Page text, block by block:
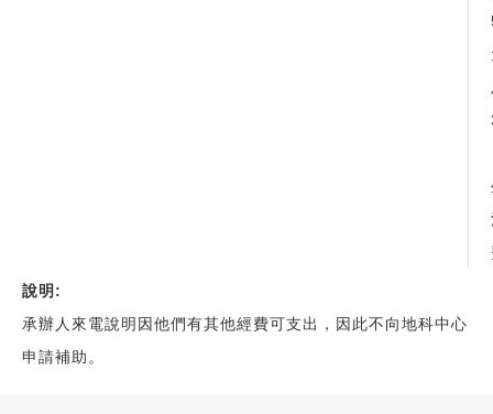
說明:
承辦人來電說明因他們有其他經費可支出，因此不向地科中心
申請補助。